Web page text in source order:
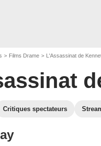
Films Drame L'Assassinat de
Critiques spectateurs